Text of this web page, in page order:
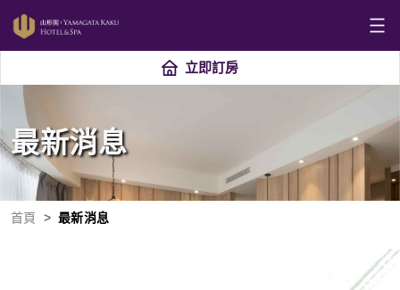
立即訂房
最新消息
首頁 最新消息